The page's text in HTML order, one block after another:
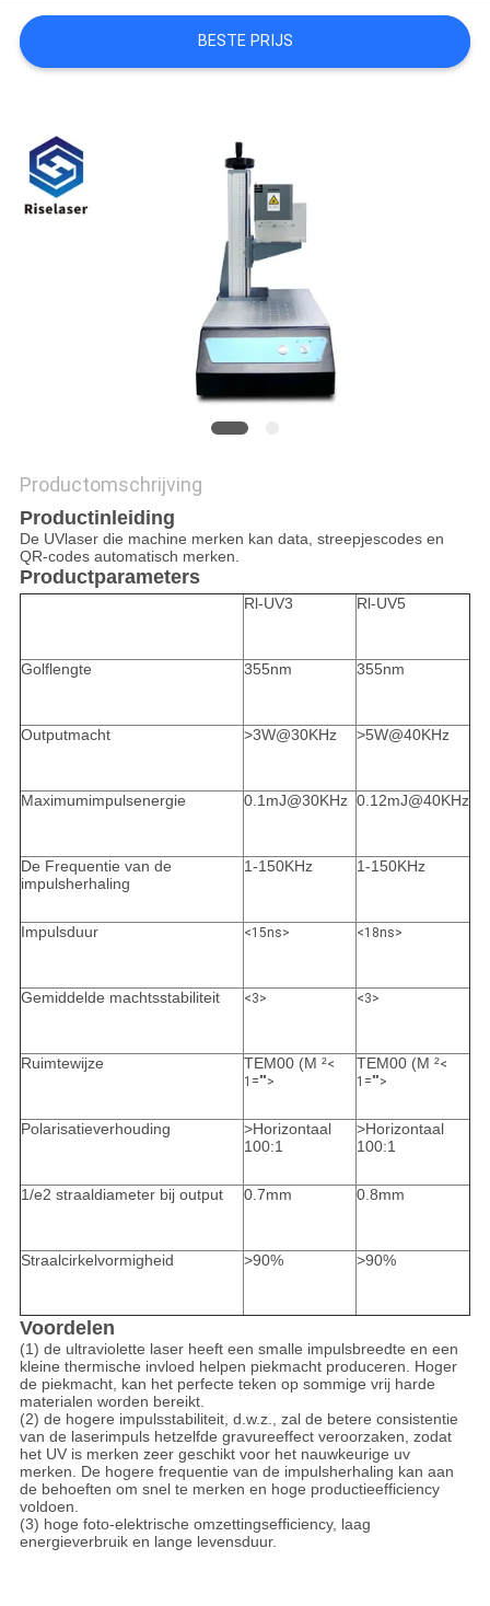
OFFERTE
AANVRAGEN
РУССКИЙ
САЙТ
BESTE PRIJS
Productomschrijving
Productinleiding
De UVlaser die machine merken kan data, streepjescodes en
QR-codes automatisch merken.
Productparameters
Rl-UV3 Rl-UV5
Golflengte 355nm 355nm
Outputmacht >3W@30KHz >5W@40KHz
Maximumimpulsenergie 0.1mJ@30KHz 0.12mJ@40KHz
De Frequentie van de
impulsherhaling
1-150KHz 1-150KHz
Impulsduur <15ns> <18ns>
Gemiddelde machtsstabiliteit <3> <3>
Ruimtewijze TEM00 (M ²<
1="">
TEM00 (M ²<
1="">
Polarisatieverhouding
>Horizontaal
100:1
>Horizontaal
100:1
1/e2 straaldiameter bij output 0.7mm 0.8mm
Straalcirkelvormigheid >90% >90%
Voordelen
(1) de ultraviolette laser heeft een smalle impulsbreedte en een
kleine thermische invloed helpen piekmacht produceren. Hoger
de piekmacht, kan het perfecte teken op sommige vrij harde
materialen worden bereikt.
(2) de hogere impulsstabiliteit, d.w.z., zal de betere consistentie
van de laserimpuls hetzelfde gravureeffect veroorzaken, zodat
het UV is merken zeer geschikt voor het nauwkeurige uv
merken. De hogere frequentie van de impulsherhaling kan aan
de behoeften om snel te merken en hoge productieefficiency
voldoen.
(3) hoge foto-elektrische omzettingsefficiency, laag
energieverbruik en lange levensduur.